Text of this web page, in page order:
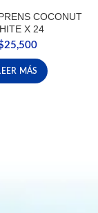
COCONUT
X 24
25,500
MÁS